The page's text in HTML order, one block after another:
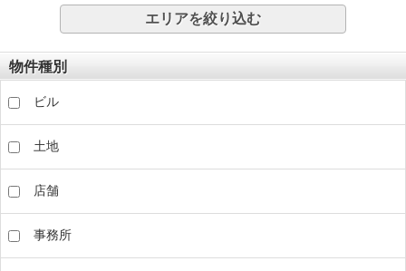
エリアを絞り込む
物件種別
ビル
土地
店舗
事務所